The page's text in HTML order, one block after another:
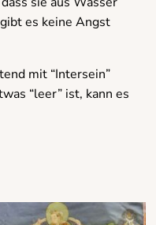
es keine Angst
mit “Intersein”
“leer” ist, kann es